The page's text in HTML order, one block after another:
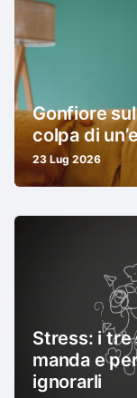
Gonfiore
colpa di
23 Lug 2026
Stress: i tre
manda e
ignorarli